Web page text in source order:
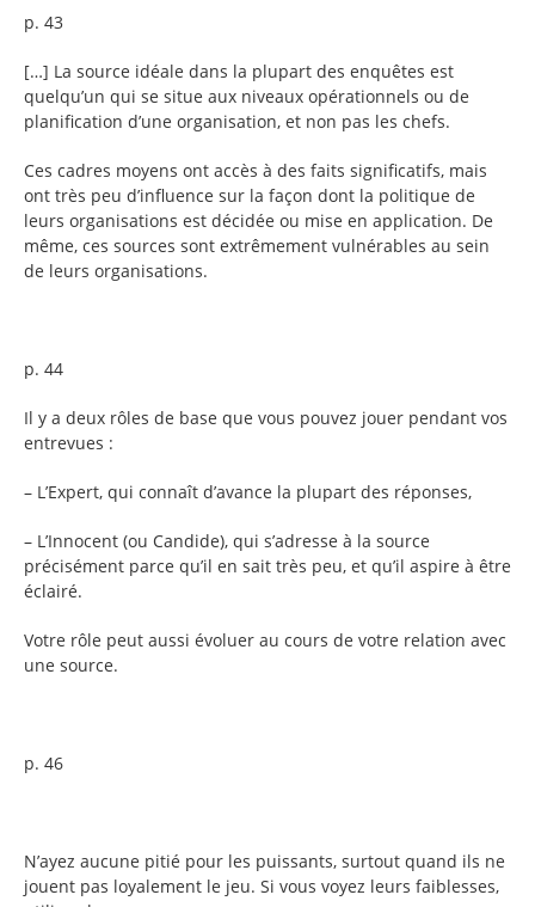
p. 43
[…] La source idéale dans la plupart des enquêtes est
quelqu’un qui se situe aux niveaux opérationnels ou de
planification d’une organisation, et non pas les chefs.
Ces cadres moyens ont accès à des faits significatifs, mais
ont très peu d’influence sur la façon dont la politique de
leurs organisations est décidée ou mise en application. De
même, ces sources sont extrêmement vulnérables au sein
de leurs organisations.
p. 44
Il y a deux rôles de base que vous pouvez jouer pendant vos
entrevues :
– L’Expert, qui connaît d’avance la plupart des réponses,
– L’Innocent (ou Candide), qui s’adresse à la source
précisément parce qu’il en sait très peu, et qu’il aspire à être
éclairé.
Votre rôle peut aussi évoluer au cours de votre relation avec
une source.
p. 46
N’ayez aucune pitié pour les puissants, surtout quand ils ne
jouent pas loyalement le jeu. Si vous voyez leurs faiblesses,